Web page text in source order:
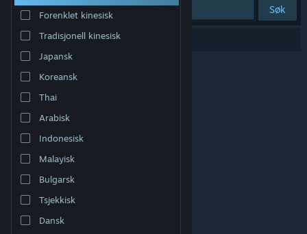
Bytt språk
Skaff deg Steam-appen på mobil
Vis skrivebordsversjon
Forenklet kinesisk
Tradisjonell kinesisk
Japansk
Koreansk
Thai
Arabisk
Indonesisk
Malayisk
Bulgarsk
Tsjekkisk
Dansk
Søk
0 treff på søket.